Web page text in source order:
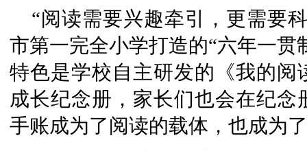
“阅读需要兴趣牵引，更需要
市第一完全小学打造的“六年一
特色是学校自主研发的《我的
成长纪念册，家长们也会在纪
手账成为了阅读的载体，也成为